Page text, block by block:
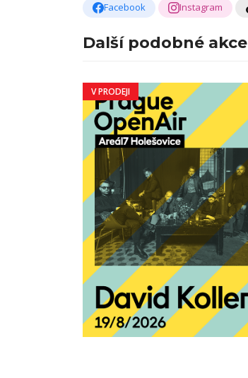
Facebook Instagram
Další podobné akce
V PRODEJI